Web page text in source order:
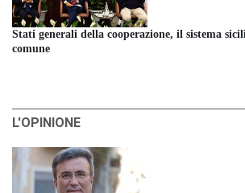
Stati generali della cooperazione, il sistema
comune
L'OPINIONE